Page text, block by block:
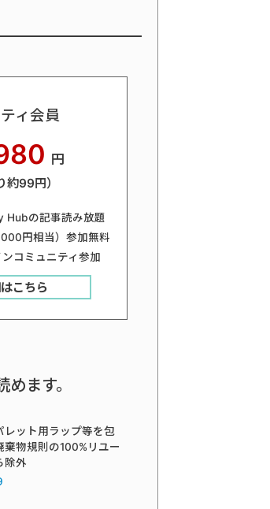
ィ会員
円
約99円）
Hubの記事読み放題
円相当）参加無料
コミュニティ参加
こちら
ます。
レット用ラップ等を包
棄物規則の100%リユー
除外